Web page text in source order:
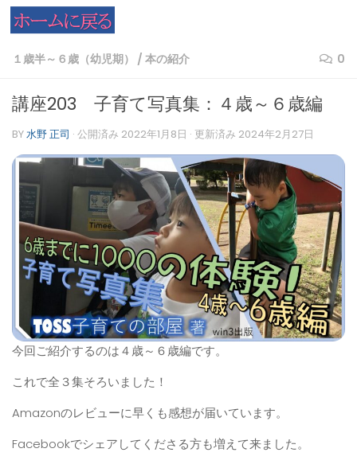
コンテンツへスキップ
１歳半～６歳（幼児期） / 本の紹介 0
講座203 子育て写真集：４歳～６歳編
BY水野 正司 · 公開済み 2022年1月8日 · 更新済み 2024年2月27日
今回ご紹介するのは４歳～６歳編です。
これで全３集そろいました！
Amazonのレビューに早くも感想が届いています。
Facebookでシェアしてくださる方も増えて来ました。